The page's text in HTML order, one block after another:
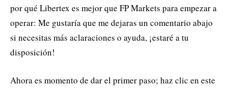
por qué Libertex es mejor que FP Markets para empezar a
operar: Me gustaría que me dejaras un comentario abajo
si necesitas más aclaraciones o ayuda, ¡estaré a tu
disposición!
Ahora es momento de dar el primer paso; haz clic en este